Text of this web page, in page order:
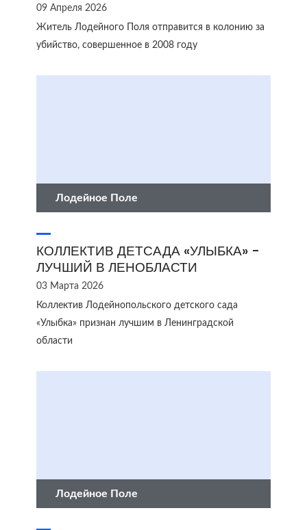
09 Апреля 2026
Житель Лодейного Поля отправится в колонию за
убийство, совершенное в 2008 году
Лодейное Поле
КОЛЛЕКТИВ ДЕТСАДА «УЛЫБКА» -
ЛУЧШИЙ В ЛЕНОБЛАСТИ
03 Марта 2026
Коллектив Лодейнопольского детского сада
«Улыбка» признан лучшим в Ленинградской
области
Лодейное Поле